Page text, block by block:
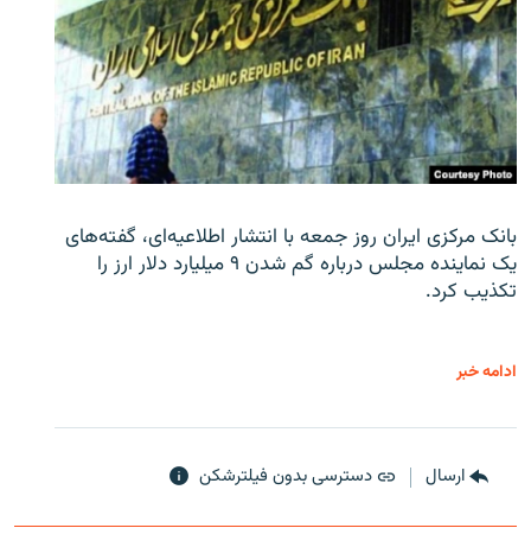
بانک مرکزی ایران روز جمعه با انتشار اطلاعیه‌ای، گفته‌های
یک نماینده مجلس درباره گم شدن ۹ میلیارد دلار ارز را
تکذیب کرد.
ادامه خبر
ارسال دسترسی بدون فیلترشکن